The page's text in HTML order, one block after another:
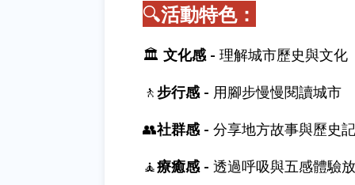
🔍活動特色：
🏛 文化感 - 理解城市歷史與文化
🚶步行感 - 用腳步慢慢閱讀城市
👥社群感 - 分享地方故事與歷史
🧘療癒感 - 透過呼吸與五感體驗